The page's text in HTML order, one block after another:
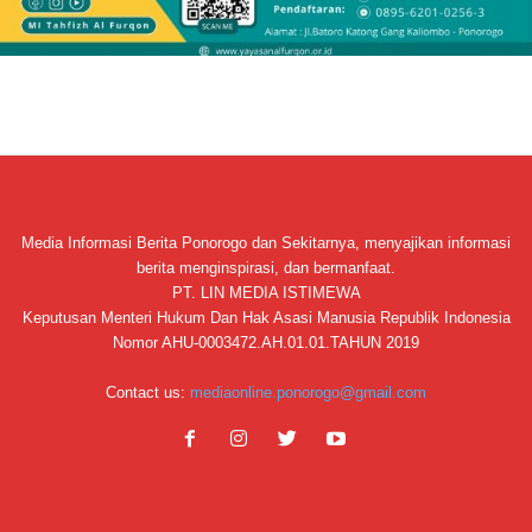
Media Informasi Berita Ponorogo dan Sekitarnya, menyajikan informasi
berita menginspirasi, dan bermanfaat.
PT. LIN MEDIA ISTIMEWA
Keputusan Menteri Hukum Dan Hak Asasi Manusia Republik Indonesia
Nomor AHU-0003472.AH.01.01.TAHUN 2019
Contact us: mediaonline.ponorogo@gmail.com